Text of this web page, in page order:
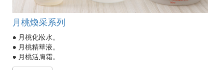
月桃煥采系列
● 月桃化妝水。
● 月桃精華液。
● 月桃活膚霜。